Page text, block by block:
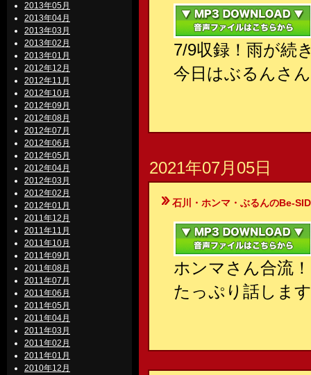
2013年05月
2013年04月
2013年03月
2013年02月
2013年01月
2012年12月
2012年11月
2012年10月
2012年09月
2012年08月
2012年07月
2012年06月
2012年05月
2012年04月
2012年03月
2012年02月
2012年01月
2011年12月
2011年11月
2011年10月
2011年09月
2011年08月
2011年07月
2011年06月
2011年05月
2011年04月
2011年03月
2011年02月
2011年01月
2010年12月
7/9収録！雨が続
今日はぶるんさ
2021年07月05日
石川・ホンマ・ぶるんのBe-
ホンマさん合流！
たっぷり話しま